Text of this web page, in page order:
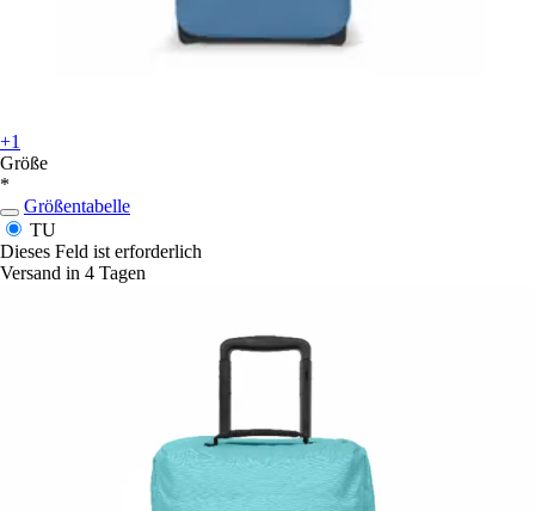
+1
Größe
*
Größentabelle
TU
Dieses Feld ist erforderlich
Versand in 4 Tagen